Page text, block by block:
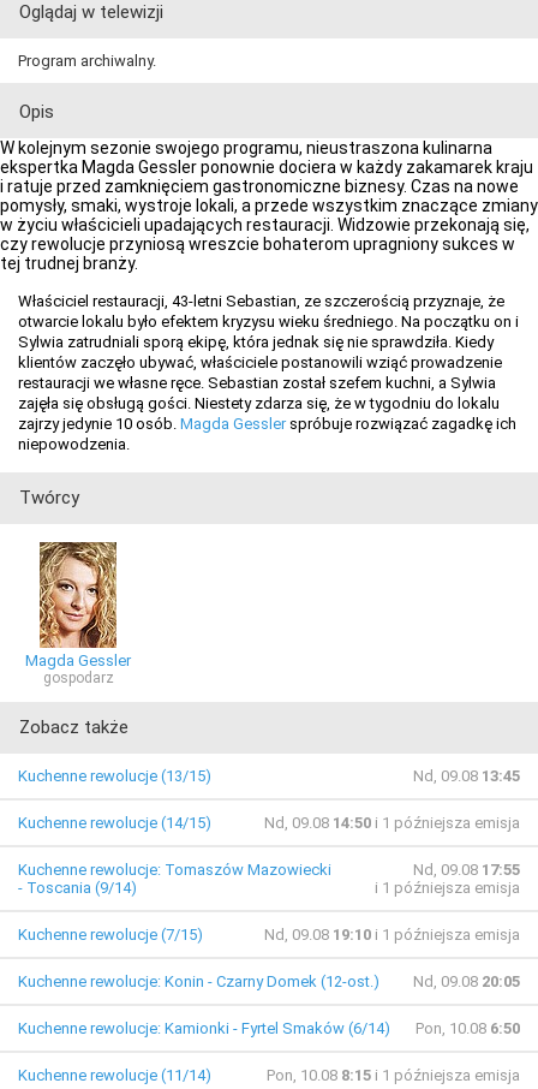
Oglądaj w telewizji
Program archiwalny.
Opis
W kolejnym sezonie swojego programu, nieustraszona kulinarna
ekspertka Magda Gessler ponownie dociera w każdy zakamarek kraju
i ratuje przed zamknięciem gastronomiczne biznesy. Czas na nowe
pomysły, smaki, wystroje lokali, a przede wszystkim znaczące zmiany
w życiu właścicieli upadających restauracji. Widzowie przekonają się,
czy rewolucje przyniosą wreszcie bohaterom upragniony sukces w
tej trudnej branży.
Właściciel restauracji, 43-letni Sebastian, ze szczerością przyznaje, że
otwarcie lokalu było efektem kryzysu wieku średniego. Na początku on i
Sylwia zatrudniali sporą ekipę, która jednak się nie sprawdziła. Kiedy
klientów zaczęło ubywać, właściciele postanowili wziąć prowadzenie
restauracji we własne ręce. Sebastian został szefem kuchni, a Sylwia
zajęła się obsługą gości. Niestety zdarza się, że w tygodniu do lokalu
zajrzy jedynie 10 osób. Magda Gesslerspróbuje rozwiązać zagadkę ich
niepowodzenia.
Twórcy
Magda Gessler
gospodarz
Zobacz także
Kuchenne rewolucje (13/15) Nd, 09.08 13:45
Kuchenne rewolucje (14/15) Nd, 09.08 14:50 i 1 późniejsza emisja
Kuchenne rewolucje: Tomaszów Mazowiecki
- Toscania (9/14)
Nd, 09.08 17:55
i 1 późniejsza emisja
Kuchenne rewolucje (7/15) Nd, 09.08 19:10 i 1 późniejsza emisja
Kuchenne rewolucje: Konin - Czarny Domek (12-ost.) Nd, 09.08 20:05
Kuchenne rewolucje: Kamionki - Fyrtel Smaków (6/14) Pon, 10.08 6:50
Kuchenne rewolucje (11/14) Pon, 10.08 8:15 i 1 późniejsza emisja